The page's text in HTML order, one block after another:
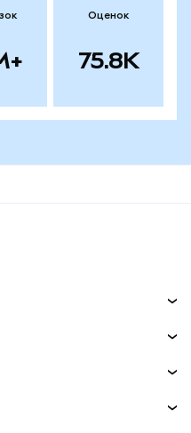
Оценок
75.8K